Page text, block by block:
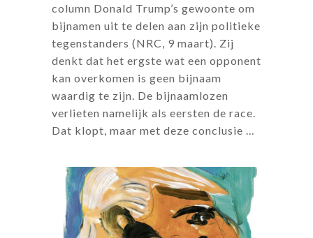
column Donald Trump’s gewoonte om
bijnamen uit te delen aan zijn politieke
tegenstanders (NRC, 9 maart). Zij
denkt dat het ergste wat een opponent
kan overkomen is geen bijnaam
waardig te zijn. De bijnaamlozen
verlieten namelijk als eersten de race.
Dat klopt, maar met deze conclusie ...